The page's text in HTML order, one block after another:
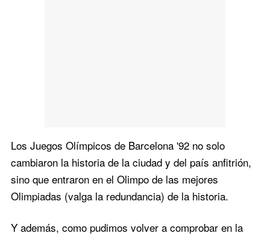
Los Juegos Olímpicos de Barcelona '92 no solo
cambiaron la historia de la ciudad y del país anfitrión,
sino que entraron en el Olimpo de las mejores
Olimpiadas (valga la redundancia) de la historia.
Y además, como pudimos volver a comprobar en la